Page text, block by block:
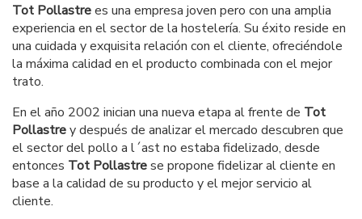
Tot Pollastrees una empresa joven pero con una amplia
experiencia en el sector de la hostelería. Su éxito reside en
una cuidada y exquisita relación con el cliente, ofreciéndole
la máxima calidad en el producto combinada con el mejor
trato.
En el año 2002 inician una nueva etapa al frente de Tot
Pollastrey después de analizar el mercado descubren que
el sector del pollo a l´ast no estaba fidelizado, desde
entonces Tot Pollastrese propone fidelizar al cliente en
base a la calidad de su producto y el mejor servicio al
cliente.